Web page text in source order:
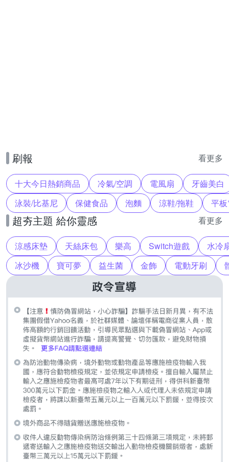
刷報 看更多
十大今日熱銷商品 冷氣/空調 電風扇
牙齒美白
泳裝/比基尼
保健食品 泡麵 涼鞋/拖鞋 平
超夯主題 給你靈感 看更多
涼感床墊 天絲床包 樂高 Switch遊戲
水冷
冰沙機
寶可夢 益生菌 金飾 電動牙刷